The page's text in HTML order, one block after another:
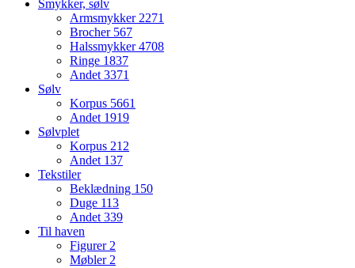
Smykker, sølv
Armsmykker2271
Brocher 567
Halssmykker4708
Ringe 1837
Andet3371
Sølv
Korpus 5661
Andet 1919
Sølvplet
Korpus 212
Andet 137
Tekstiler
Beklædning 150
Duge 113
Andet339
Til haven
Figurer2
Møbler2